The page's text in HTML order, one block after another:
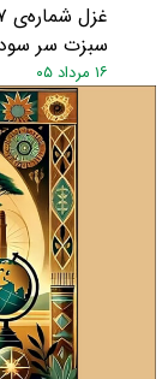
سبزت سر
۱۶ مرداد ۰۵